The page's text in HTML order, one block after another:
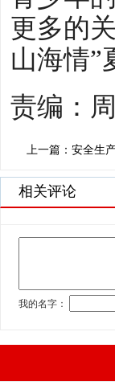
更多的
山海情”
责编：
上一篇：安全生
相关评论